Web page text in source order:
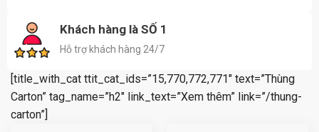
Khách hàng là SỐ 1
Hỗ trợ khách hàng 24/7
[title_with_cat ttit_cat_ids=”15,770,772,771″ text=”Thùng
Carton” tag_name=”h2″ link_text=”Xem thêm” link=”/thung-
carton”]